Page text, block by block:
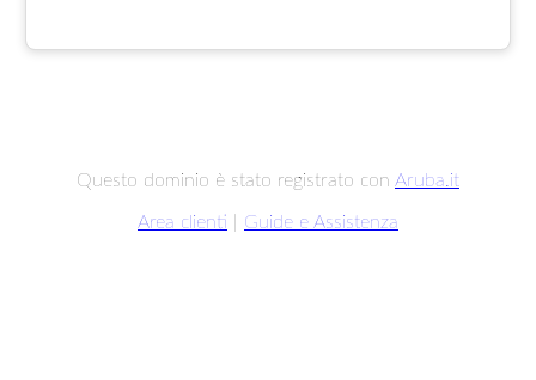
Questo dominio è stato registrato con Aruba.it
Area clienti Guide e Assistenza